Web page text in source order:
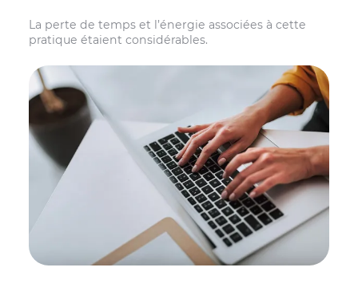
La perte de temps et l’énergie associées à cette
pratique étaient considérables.